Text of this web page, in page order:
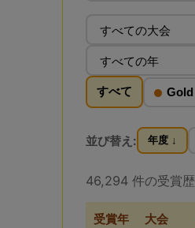
すべて Gold
並び替え: 年度 ↓
46,294 件の受賞歴
受賞年 大会